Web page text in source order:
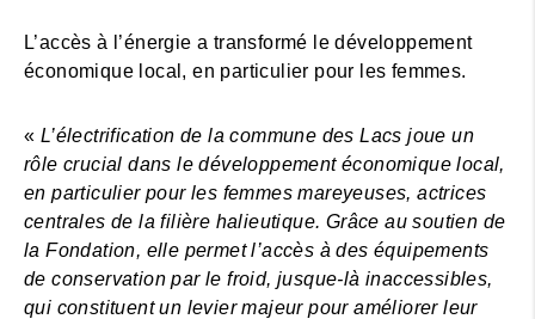
L’accès à l’énergie a transformé le développement
économique local, en particulier pour les femmes.
« L’électrification de la commune des Lacs joue un
rôle crucial dans le développement économique local,
en particulier pour les femmes mareyeuses, actrices
centrales de la filière halieutique. Grâce au soutien de
la Fondation, elle permet l’accès à des équipements
de conservation par le froid, jusque-là inaccessibles,
qui constituent un levier majeur pour améliorer leur